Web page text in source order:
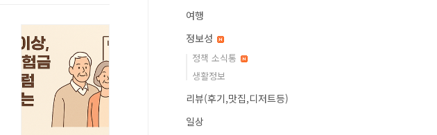
여행
정보성
정책 소식통
생활정보
리뷰(후기,맛집,디저트등)
일상